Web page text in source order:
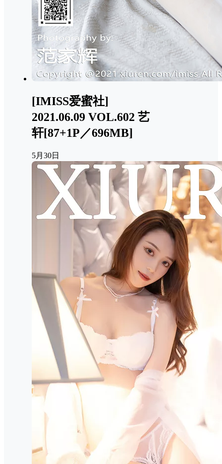
[IMISS爱蜜社]
2021.06.09 VOL.602 艺
轩[87+1P／696MB]
5月30日